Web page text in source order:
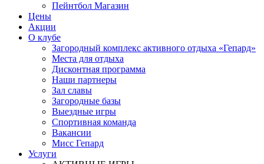
Пейнтбол Магазин
Цены
Акции
О клубе
Загородный комплекс активного отдыха «Гепард»
Места для отдыха
Дисконтная программа
Наши партнеры
Зал славы
Загородные базы
Выездные игры
Спортивная команда
Вакансии
Мисс Гепард
Услуги